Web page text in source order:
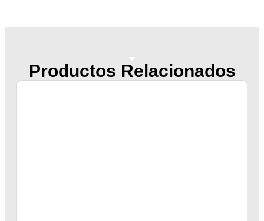
Productos Relacionados